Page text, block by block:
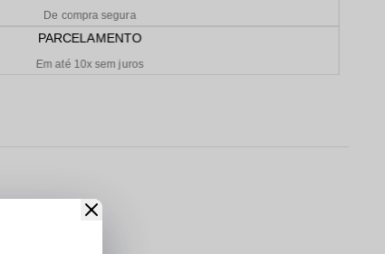
De compra segura
PARCELAMENTO
Em até 10x sem juros